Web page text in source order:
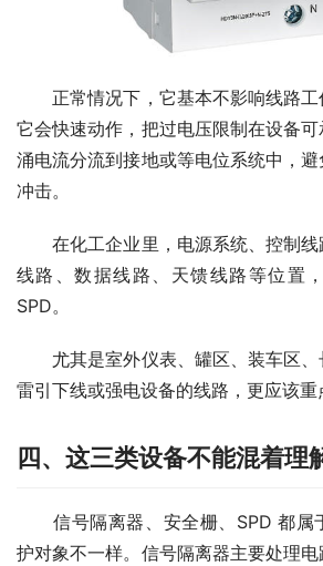
正常情况下，它基本不影响线路工
它会快速动作，把过电压限制在设备
涌电流分流到接地或等电位系统中，
冲击。
在化工企业里，电源系统、控制线
线路、数据线路、天馈线路等位置
SPD。
尤其是室外仪表、罐区、装车区、
雷引下线或强电设备的线路，更应该重
四、这三类设备不能混着理
信号隔离器、安全栅、SPD 都属
护对象不一样。信号隔离器主要处理